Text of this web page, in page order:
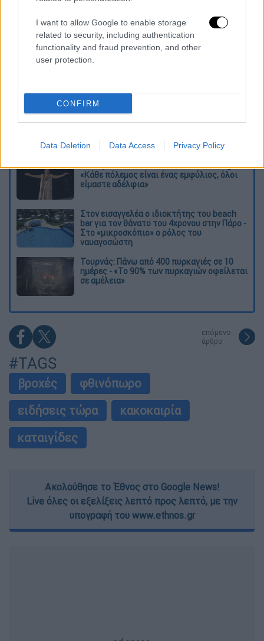
I want to allow Google to enable storage
related to security, including authentication
functionality and fraud prevention, and other
user protection.
CONFIRM
Data Deletion Data Access Privacy Policy
Διαβάστε ακόμη
O στρατηγός ήταν σχιζοφρενής, εμμονικός,
πλησίαζε τα 75 όταν τον αντάμωσε η δόξα –
Ιστορίας!
Ελισάβετ Κωνσταντινίδου στο ethnos.gr:
«Κάθε πόλεμος είναι ένας εμφύλιος, όλοι
είμαστε αδέλφια»
Στον εισαγγελέα ο ιδιοκτήτης του beach
bar για τον θάνατο του 4χρονου στην Πάρο -
Στο «μικροσκόπιο» ο ρόλος του
ναυαγοσώστη
Τουρνάς: Πάνω από 400 πυρκαγιές σε 10
ημέρες - «Το 90% των πυρκαγιών οφείλεται
σε αμέλεια»
επόμενο
άρθρο
#TAGS
βροχές
φθινόπωρο
ειδήσεις τώρα
κακοκαιρία
καταιγίδες
Ακολούθησε το Έθνος στο Google News!
Live όλες οι εξελίξεις λεπτό προς λεπτό, με την
υπογραφή του www.ethnos.gr